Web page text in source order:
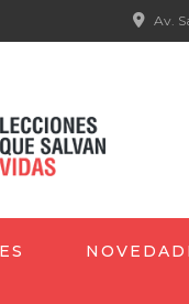
Av.